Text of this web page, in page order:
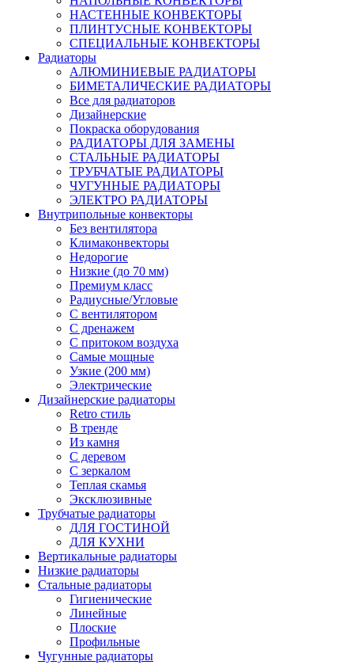
НАСТЕННЫЕ КОНВЕКТОРЫ
ПЛИНТУСНЫЕ КОНВЕКТОРЫ
СПЕЦИАЛЬНЫЕ КОНВЕКТОРЫ
Радиаторы
АЛЮМИНИЕВЫЕ РАДИАТОРЫ
БИМЕТАЛИЧЕСКИЕ РАДИАТОРЫ
Все для радиаторов
Дизайнерские
Покраска оборудования
РАДИАТОРЫ ДЛЯ ЗАМЕНЫ
СТАЛЬНЫЕ РАДИАТОРЫ
ТРУБЧАТЫЕ РАДИАТОРЫ
ЧУГУННЫЕ РАДИАТОРЫ
ЭЛЕКТРО РАДИАТОРЫ
Внутрипольные конвекторы
Без вентилятора
Климаконвекторы
Недорогие
Низкие (до 70 мм)
Премиум класс
Радиусные/Угловые
С вентилятором
С дренажем
С притоком воздуха
Самые мощные
Узкие (200 мм)
Электрические
Дизайнерские радиаторы
Retro стиль
В тренде
Из камня
С деревом
С зеркалом
Теплая скамья
Эксклюзивные
Трубчатые радиаторы
ДЛЯ ГОСТИНОЙ
ДЛЯ КУХНИ
Вертикальные радиаторы
Низкие радиаторы
Стальные радиаторы
Гигиенические
Линейные
Плоские
Профильные
Чугунные радиаторы